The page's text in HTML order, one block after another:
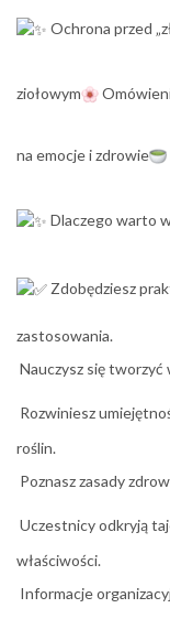
Ochrona przed
ziołowym
na emocje i zdrowie
Dlaczego warto
Zdobędziesz
zastosowania.
Nauczysz się tworzyć
Rozwiniesz
roślin.
Poznasz zasady
Uczestnicy odkryją
właściwości.
Informacje